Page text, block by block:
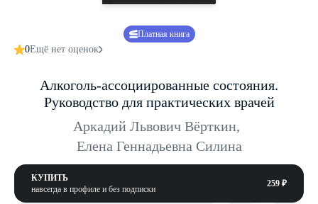
Платная книга
0Ещё нет оценок
Алкоголь-ассоциированные состояния.
Руководство для практических врачей
Аркадий Львович Вёрткин,
Елена Геннадьевна Силина
КУПИТЬ
навсегда в профиле и без подписки
259 ₽